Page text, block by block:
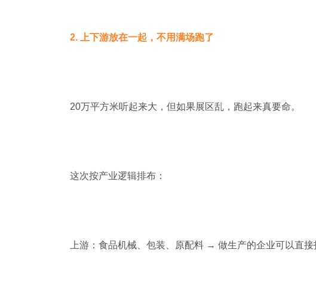
2. 上下游放在一起，不用满场跑了
20万平方米听起来大，但如果展区乱，跑起来真要命。
这次按产业逻辑排布：
上游：食品机械、包装、原配料 → 做生产的企业可以直